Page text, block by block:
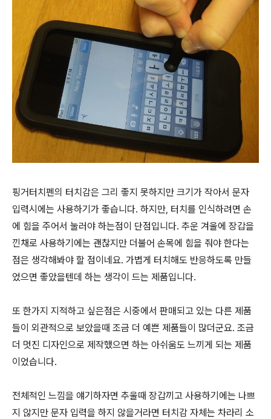
핑거터치펜의 터치감은 그리 좋지 못하지만 크기가 작아서 문자
입력시에는 사용하기가 좋습니다. 하지만, 터치를 인식하려면 손
에 힘을 주어서 눌러야 하는점이 단점입니다. 추운 겨울에 장갑을
낀채로 사용하기에는 괜찮지만 더불어 손목에 힘을 줘야 한다는
점은 생각해봐야 할 점이네요. 가볍게 터치해도 반응하도록 만들
었으면 좋았을텐데 하는 생각이 드는 제품입니다.
또 한가지 지적하고 싶은점은 시중에서 판매되고 있는 다른 제품
들이 외관적으로 보았을때 조금 더 예쁜 제품들이 많더군요. 조금
더 멋진 디자인으로 제작했으면 하는 아쉬움도 느끼게 되는 제품
이었습니다.
전체적인 느낌을 얘기하자면 추울때 장갑끼고 사용하기에는 나쁘
지 않지만 문자 입력을 하지 않을거라면 터치감 자체는 차라리 소